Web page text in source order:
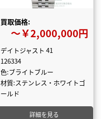
買取価格:
〜￥2,000,000円
デイトジャスト 41
126334
色:ブライトブルー
材質:ステンレス・ホワイトゴ
ールド
詳細を見る